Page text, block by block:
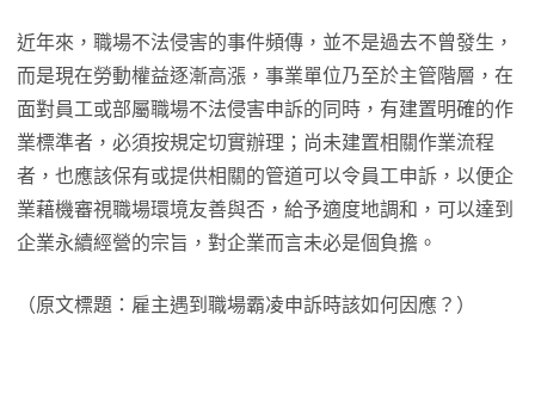
近年來，職場不法侵害的事件頻傳，並不是過去不曾發生，
而是現在勞動權益逐漸高漲，事業單位乃至於主管階層，在
面對員工或部屬職場不法侵害申訴的同時，有建置明確的作
業標準者，必須按規定切實辦理；尚未建置相關作業流程
者，也應該保有或提供相關的管道可以令員工申訴，以便企
業藉機審視職場環境友善與否，給予適度地調和，可以達到
企業永續經營的宗旨，對企業而言未必是個負擔。
（原文標題：雇主遇到職場霸凌申訴時該如何因應？）